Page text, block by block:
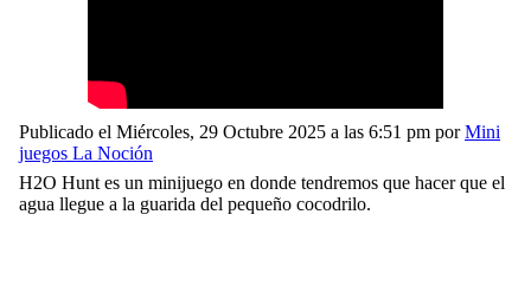
Publicado el Miércoles, 29 Octubre 2025 a las 6:51 pm por Mini
juegos La Noción
H2O Hunt es un minijuego en donde tendremos que hacer que el
agua llegue a la guarida del pequeño cocodrilo.